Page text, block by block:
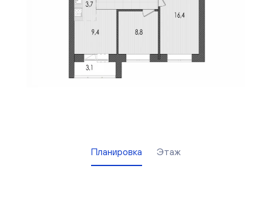
Офисы продаж
Планировка Этаж